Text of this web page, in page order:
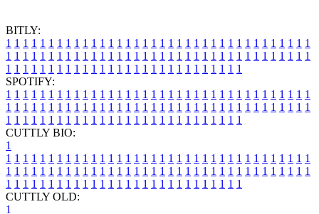
BITLY:
1 1 1 1 1 1 1 1 1 1 1 1 1 1 1 1 1 1 1 1 1 1 1 1 1 1 1 1 1 1 1 1 1 1 1 1
1 1 1 1 1 1 1 1 1 1 1 1 1 1 1 1 1 1 1 1 1 1 1 1 1 1 1 1 1 1 1 1 1 1 1 1
1 1 1 1 1 1 1 1 1 1 1 1 1 1 1 1 1 1 1 1 1 1 1 1 1 1 1 1
SPOTIFY:
1 1 1 1 1 1 1 1 1 1 1 1 1 1 1 1 1 1 1 1 1 1 1 1 1 1 1 1 1 1 1 1 1 1 1 1
1 1 1 1 1 1 1 1 1 1 1 1 1 1 1 1 1 1 1 1 1 1 1 1 1 1 1 1 1 1 1 1 1 1 1 1
1 1 1 1 1 1 1 1 1 1 1 1 1 1 1 1 1 1 1 1 1 1 1 1 1 1 1 1
CUTTLY BIO:
1
1 1 1 1 1 1 1 1 1 1 1 1 1 1 1 1 1 1 1 1 1 1 1 1 1 1 1 1 1 1 1 1 1 1 1 1
1 1 1 1 1 1 1 1 1 1 1 1 1 1 1 1 1 1 1 1 1 1 1 1 1 1 1 1 1 1 1 1 1 1 1 1
1 1 1 1 1 1 1 1 1 1 1 1 1 1 1 1 1 1 1 1 1 1 1 1 1 1 1 1
CUTTLY OLD:
1